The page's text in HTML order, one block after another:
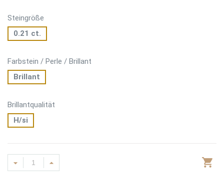
Steingröße
0.21 ct.
Farbstein / Perle / Brillant
Brillant
Brillantqualität
H/si